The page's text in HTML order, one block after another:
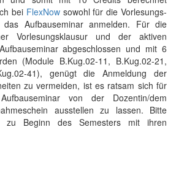
bei FlexNowsowohl für die Vorlesungs­
Aufbau­seminar anmelden. Für die
Vorlesungs­klausur und der aktiven
abgeschlossen und mit 6
(Module B.Kug.02-11, B.Kug.02-21,
41), genügt die Anmeldung der
zu vermeiden, ist es ratsam sich für
von der Dozentin/dem
ausstellen zu lassen. Bitte
zu Beginn des Semesters mit ihren